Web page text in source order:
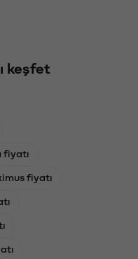
keşfet
fiyatı
fiyatı